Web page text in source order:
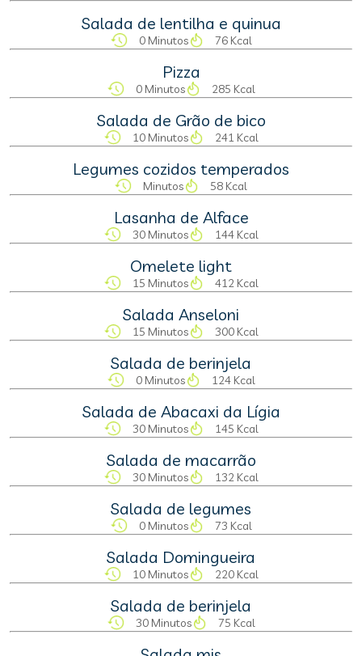
Salada de lentilha e quinua
0 Minutos 76 Kcal
Pizza
0 Minutos 285 Kcal
Salada de Grão de bico
10 Minutos 241 Kcal
Legumes cozidos temperados
Minutos 58 Kcal
Lasanha de Alface
30 Minutos 144 Kcal
Omelete light
15 Minutos 412 Kcal
Salada Anseloni
15 Minutos 300 Kcal
Salada de berinjela
0 Minutos 124 Kcal
Salada de Abacaxi da Lígia
30 Minutos 145 Kcal
Salada de macarrão
30 Minutos 132 Kcal
Salada de legumes
0 Minutos 73 Kcal
Salada Domingueira
10 Minutos 220 Kcal
Salada de berinjela
30 Minutos 75 Kcal